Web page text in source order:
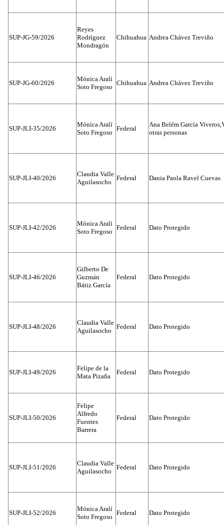
SUP-JG-59/2026
Reyes
Rodríguez
Mondragón
Chihuahua Andrea Chávez Treviño
SUP-JG-60/2026
Mónica Aralí
Soto Fregoso
Chihuahua Andrea Chávez Treviño
SUP-JLI-35/2026
Mónica Aralí
Soto Fregoso
Federal
Ana Belém García
otras personas
SUP-JLI-40/2026
Claudia Valle
Aguilasocho
Federal Dania Paola Ravel Cuevas
SUP-JLI-42/2026
Mónica Aralí
Soto Fregoso
Federal Dato Protegido
SUP-JLI-46/2026
Gilberto De
Guzmán
Bátiz García
Federal Dato Protegido
SUP-JLI-48/2026
Claudia Valle
Aguilasocho
Federal Dato Protegido
SUP-JLI-49/2026
Felipe de la
Mata Pizaña
Federal Dato Protegido
SUP-JLI-50/2026
Felipe
Alfredo
Fuentes
Barrera
Federal Dato Protegido
SUP-JLI-51/2026
Claudia Valle
Aguilasocho
Federal Dato Protegido
SUP-JLI-52/2026
Mónica Aralí
Soto Fregoso
Federal Dato Protegido